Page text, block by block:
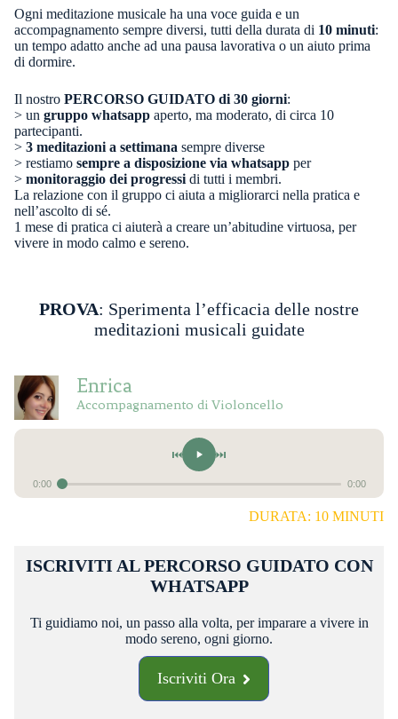
Ogni meditazione musicale ha una voce guida e un
accompagnamento sempre diversi, tutti della durata di 10 minuti:
un tempo adatto anche ad una pausa lavorativa o un aiuto prima
di dormire.
Il nostro PERCORSO GUIDATO di 30 giorni:
> un gruppo whatsapp aperto, ma moderato, di circa 10
partecipanti.
> 3 meditazioni a settimana sempre diverse
> restiamo sempre a disposizione via whatsapp per
> monitoraggio dei progressi di tutti i membri.
La relazione con il gruppo ci aiuta a migliorarci nella pratica e
nell’ascolto di sé.
1 mese di pratica ci aiuterà a creare un’abitudine virtuosa, per
vivere in modo calmo e sereno.
PROVA: Sperimenta l’efficacia delle nostre
meditazioni musicali guidate
Enrica
Accompagnamento di Violoncello
⏮ ⏭
0:00 0:00
DURATA: 10 MINUTI
ISCRIVITI AL PERCORSO GUIDATO CON
WHATSAPP
Ti guidiamo noi, un passo alla volta, per imparare a vivere in
modo sereno, ogni giorno.
Iscriviti Ora